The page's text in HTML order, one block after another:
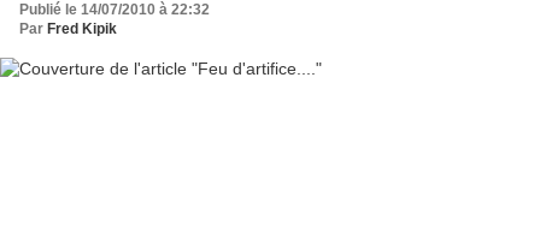
Publié le 14/07/2010 à 22:32
Par Fred Kipik